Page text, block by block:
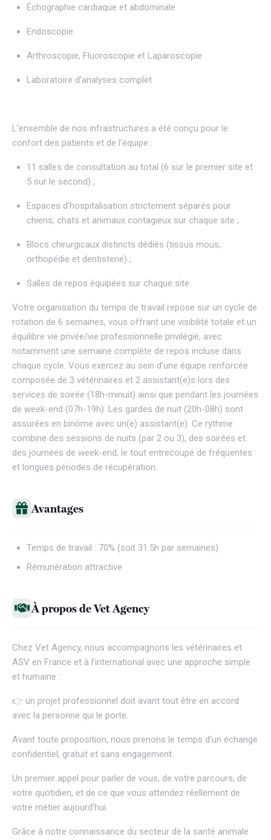
Échographie cardiaque et abdominale
Endoscopie
Arthroscopie, Fluoroscopie et Laparoscopie
Laboratoire d’analyses complet
L’ensemble de nos infrastructures a été conçu pour le
confort des patients et de l’équipe :
11 salles de consultation au total (6 sur le premier site et
5 sur le second) ;
Espaces d’hospitalisation strictement séparés pour
chiens, chats et animaux contagieux sur chaque site ;
Blocs chirurgicaux distincts dédiés (tissus mous,
orthopédie et dentisterie) ;
Salles de repos équipées sur chaque site.
Votre organisation du temps de travail repose sur un cycle de
rotation de 6 semaines, vous offrant une visibilité totale et un
équilibre vie privée/vie professionnelle privilégié, avec
notamment une semaine complète de repos incluse dans
chaque cycle. Vous exercez au sein d’une équipe renforcée
composée de 3 vétérinaires et 2 assistant(e)s lors des
services de soirée (18h-minuit) ainsi que pendant les journées
de week-end (07h-19h). Les gardes de nuit (20h-08h) sont
assurées en binôme avec un(e) assistant(e). Ce rythme
combine des sessions de nuits (par 2 ou 3), des soirées et
des journées de week-end, le tout entrecoupé de fréquentes
et longues périodes de récupération.
Avantages
Temps de travail : 70% (soit 31.5h par semaines)
Rémunération attractive
À propos de Vet Agency
Chez Vet Agency, nous accompagnons les vétérinaires et
ASV en France et à l’international avec une approche simple
et humaine :
👉 un projet professionnel doit avant tout être en accord
avec la personne qui le porte.
Avant toute proposition, nous prenons le temps d’un échange
confidentiel, gratuit et sans engagement.
Un premier appel pour parler de vous, de votre parcours, de
votre quotidien, et de ce que vous attendez réellement de
votre métier aujourd’hui.
Grâce à notre connaissance du secteur de la santé animale